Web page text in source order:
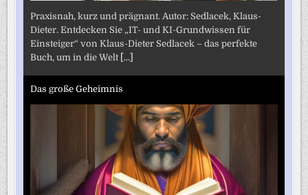
Praxisnah, kurz und prägnant. Autor: Sedlacek, Klaus-
Dieter. Entdecken Sie „IT- und KI-Grundwissen für
Einsteiger“ von Klaus-Dieter Sedlacek – das perfekte
Buch, um in die Welt [...]
Das große Geheimnis